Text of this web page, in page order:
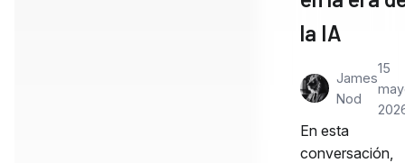
la IA
James
Nod
15
En esta
conversación,